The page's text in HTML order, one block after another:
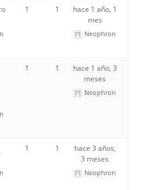
1 1
hace 1 año, 1
mes
Neophron
1 1
hace 1 año, 3
meses
Neophron
1 1
hace 3 años,
3 meses
Neophron